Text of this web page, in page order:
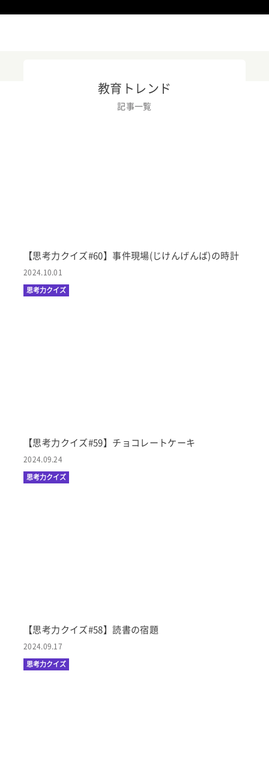
教育トレンド
記事一覧
【思考力クイズ#60】事件現場(じけんげんば)の時計
2024.10.01
思考力クイズ
【思考力クイズ#59】チョコレートケーキ
2024.09.24
思考力クイズ
【思考力クイズ#58】読書の宿題
2024.09.17
思考力クイズ